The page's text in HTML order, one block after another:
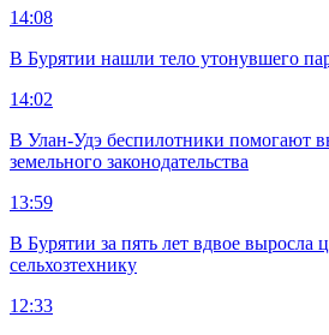
14:08
В Бурятии нашли тело утонувшего
14:02
В Улан-Удэ беспилотники помогают
земельного законодательства
13:59
В Бурятии за пять лет вдвое выросла
сельхозтехнику
12:33